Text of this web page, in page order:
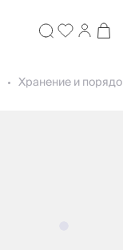
Хранение и